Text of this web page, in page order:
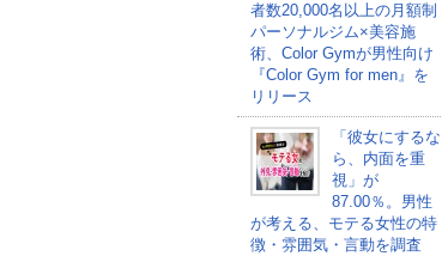
者数20,000名以上の月額制
パーソナルジム×美容施
術、Color Gymが男性向け
『Color Gym for men』を
リリース
「彼女にするな
ら、内面を重
視」が
87.00％。男性
が考える、モテる女性の特
徴・雰囲気・言動を調査